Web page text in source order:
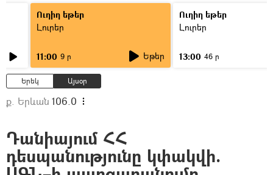
Ուղիղ եթեր
Լուրեր
11:00 9 ր Եթեր
Ուղիղ եթեր
Լուրեր
13:00 46 ր
Երեկ Այսօր
ք. Երևան 106.0
Դանիայում ՀՀ
դեսպանությունը կփակվի.